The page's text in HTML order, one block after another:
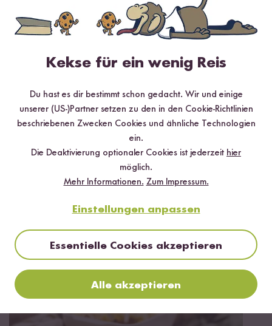
Mehr Rezepte mit Basmati Reis Pusa
90 min Vegetarisch
Tahdig á la Eggs Benedict mit Cashew
Kekse für ein wenig Reis
Du hast es dir bestimmt schon gedacht. Wir und einige
unserer (US-)Partner setzen zu den in den Cookie-Richtlinien
beschriebenen Zwecken Cookies und ähnliche Technologien
ein.
Die Deaktivierung optionaler Cookies ist jederzeit hier
möglich.
Mehr Informationen. Zum Impressum.
Einstellungen anpassen
Essentielle Cookies akzeptieren
Alle akzeptieren